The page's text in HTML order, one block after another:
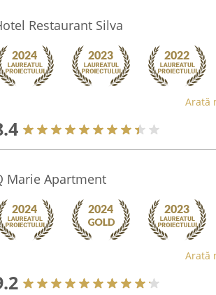
Restaurant Silva
Arată
Marie Apartment
Arată